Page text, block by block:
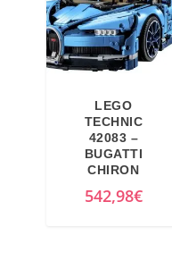
LEGO
TECHNIC
42083 –
BUGATTI
CHIRON
542,98€